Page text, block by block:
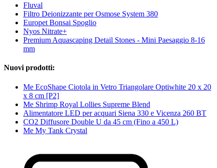
Fluval
Filtro Deionizzante per Osmose System 380
Europet Bonsai Spoglio
Nyos Nitrate+
Premium Aquascaping Detail Stones - Mini Paesaggio 8-16
mm
Nuovi prodotti:
Me EcoShape Ciotola in Vetro Triangolare Optiwhite 20 x 20
x 8 cm [P2]
Me Shrimp Royal Lollies Supreme Blend
Alimentatore LED per acquari Siena 330 e Vicenza 260 BT
CO2 Diffusore Double U da 45 cm (Fino a 450 L)
Me My Tank Crystal